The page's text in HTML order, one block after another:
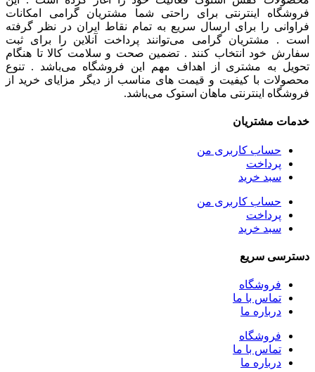
فروشگاه اینترنتی برای راحتی شما مشتریان گرامی امکانات
فراوانی را برای ارسال سریع به تمام نقاط ایران در نظر گرفته
است . مشتریان گرامی می‌توانند پرداخت آنلاین را برای ثبت
سفارش خود انتخاب کنند . تضمین صحت و سلامت کالا تا هنگام
تحویل به مشتری از اهداف مهم این فروشگاه می‌باشد . تنوع
محصولات با کیفیت و قیمت های مناسب از دیگر مزایای خرید از
فروشگاه اینترنتی ماهان استوک می‌باشد.
خدمات مشتریان
حساب کاربری من
پرداخت
سبد خرید
حساب کاربری من
پرداخت
سبد خرید
دسترسی سریع
فروشگاه
تماس با ما
درباره ما
فروشگاه
تماس با ما
درباره ما